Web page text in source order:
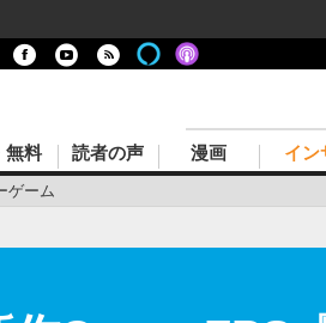
ゲーム
無料 読者の声 漫画 イン